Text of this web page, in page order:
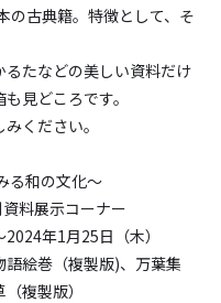
の古典籍。特徴として、そ
たなどの美しい資料だけ
見どころです。
ください。
る和の文化～
料展示コーナー
年1月25日（木）
語絵巻（複製版)、万葉集
複製版）